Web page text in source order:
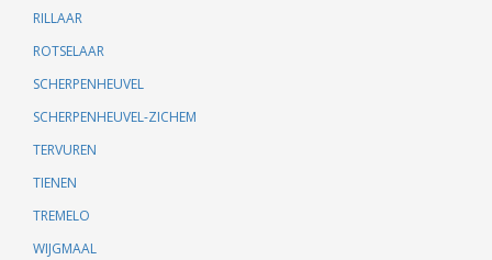
RILLAAR
ROTSELAAR
SCHERPENHEUVEL
SCHERPENHEUVEL-ZICHEM
TERVUREN
TIENEN
TREMELO
WIJGMAAL